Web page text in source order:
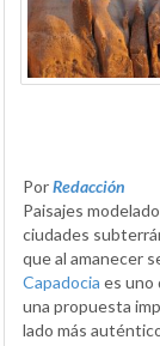
PorRedacción
Paisajes
ciudades
que al amanecer
Capadocia es uno
una propuesta
lado más